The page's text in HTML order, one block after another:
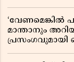
‘വേണമെങ്കിൽ
മാന്താനും
പ്രസംഗവുമായി